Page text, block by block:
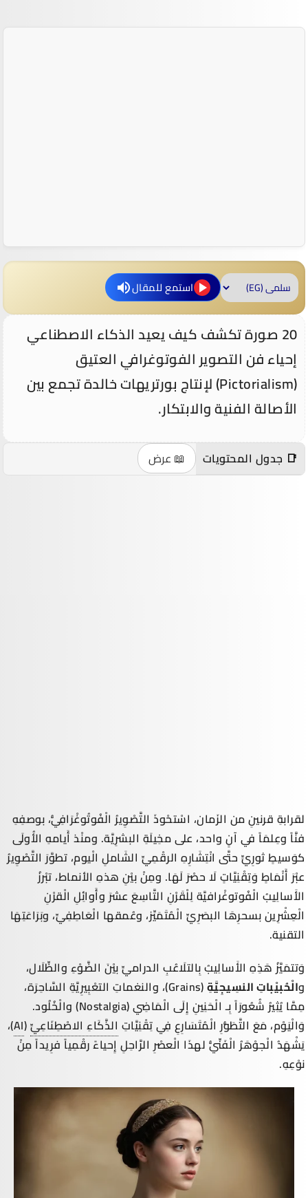
استمع للمقال
20 صورة تكشف كيف يعيد الذكاء الاصطناعي
إحياء فن التصوير الفوتوغرافي العتيق
(Pictorialism) لإنتاج بورتريهات خالدة تجمع بين
الأصالة الفنية والابتكار.
📑 جدول المحتويات 📖 عرض
لقرابةِ قرنينِ من الزَمان، اسْتحْوذَ التَّصْوِيرُ الْفُوتُوغْرَافِيُّ، بوصفِهِ
فنَّاً وعِلمَاً في آنٍ واحد، على مخِيلَةِ البشرِيَّة. ومنْذ أَيامهِ الأُولَى
كوَسيطٍ ثورِيٍّ حتَّى انْتِشَارِهِ الرقْمِيِّ الشَاملِ الْيوم، تطوَّرَ التَّصْوِيرُ
عبْرَ أَنْمَاطٍ وَتِقْنِيَّاتٍ لَا حصْرَ لَهَا. ومِنْ بيْنِ هذهِ الأنماط، تبْرزُ
الأَسالِيبُ الْفُوتوغْرافيَّة لِلْقَرْنِ التَّاسِعَ عشرَ وأَوائِلِ الْقرْنِ
الْعِشْرِين بسحرِهَا البصَرِيِّ الْمُتَمَيِّز، وعُمقها الْعَاطِفِيِّ، وبَرَاعَتِهَا
التقنية.
وَتتمَيَّزُ هَذِهِ الأَسالِيبُ بِالتلَاعُبِ الدراميِّ بيْنَ الضَّوْءِ والظِّلَال،
والْحُبيْباتِ النسِيجِيَّةِ(
Grains)، والنغماتِ التعْبِيرِيَّةِ السَّاحِرَة،
مِمَّا يُثِيرُ شُعُورَاً بِـ الْحَنِينِ إِلَى الْمَاضِي(
Nostalgia) والْخُلُود.
وَالْيَوْم، مَعَ التَّطَوُّرِ الْمُتَسَارِعِ فِي تِقْنِيَّاتِ الذَّكَاءِ الاصْطِنَاعِيِّ(
AI)،
يَشْهَدُ الْجوْهَرُ الْفَنِّيُّ لهذَا الْعصْرِ الرَّاحِلِ إِحياءً رقْمِياً فرِيداً مِنْ
نوْعِهِ.